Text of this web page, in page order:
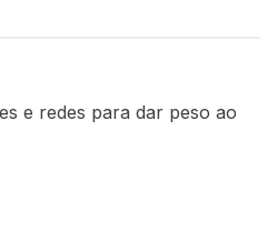
e redes para dar peso ao